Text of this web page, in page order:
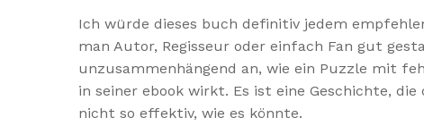
Ich würde dieses buch definitiv jedem
man Autor, Regisseur oder einfach Fan gut
unzusammenhängend an, wie ein Puzzle mit
in seiner ebook wirkt. Es ist eine Geschichte,
nicht so effektiv, wie es könnte.